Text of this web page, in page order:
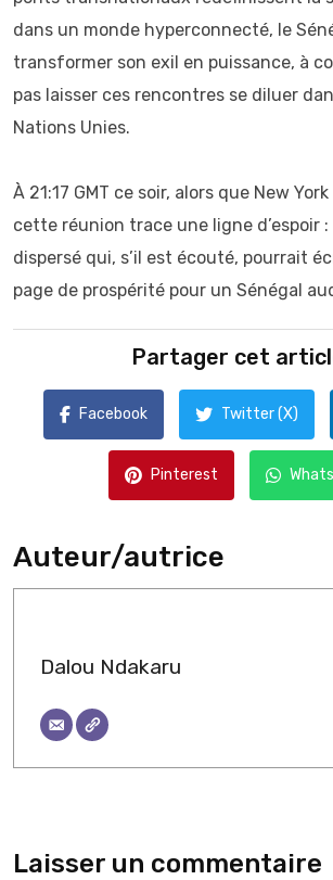
dans un monde hyperconnecté, le
transformer son exil en puissance, à
pas laisser ces rencontres se diluer
Nations Unies.
À 21:17 GMT ce soir, alors que New
cette réunion trace une ligne d’espoir
dispersé qui, s’il est écouté, pourrait
page de prospérité pour un Sénégal
Partager cet
Facebook Twitter (X)
Pinterest
Auteur/autrice
Dalou Ndakaru
Laisser un commentaire